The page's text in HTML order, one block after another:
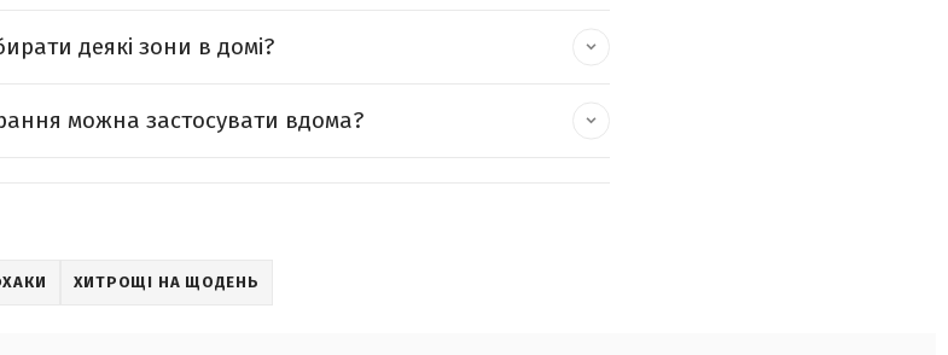
деякі зони в домі?
можна застосувати вдома?
ХИТРОЩІ НА ЩОДЕНЬ